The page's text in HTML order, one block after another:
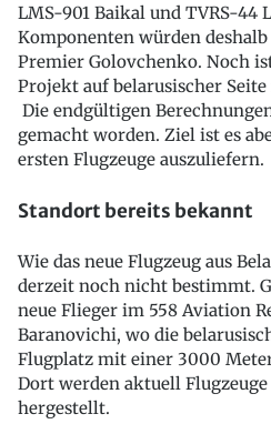
LMS-901 Baikal und TVRS-44
Komponenten würden deshalb
Premier Golovchenko. Noch
Projekt auf belarusischer
Die endgültigen
gemacht worden. Ziel ist es
ersten Flugzeuge auszuliefern.
Standort bereits bekannt
Wie das neue Flugzeug aus
derzeit noch nicht bestimmt.
neue Flieger im 558 Aviation
Baranovichi, wo die
Flugplatz mit einer 3000
Dort werden aktuell
hergestellt.